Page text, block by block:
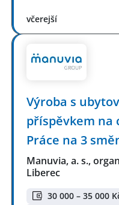
včerejší
Výroba s
příspěvkem na
Práce na 3
Manuvia, a. s.,
Liberec
30 000 – 35 000